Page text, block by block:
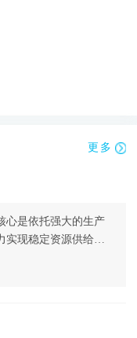
更多
心是依托强大的生产
实现稳定资源供给，